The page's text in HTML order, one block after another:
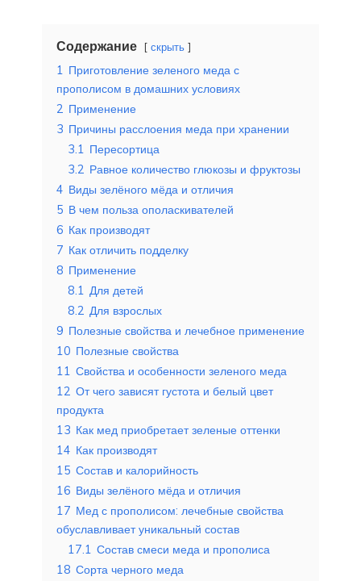
Содержание скрыть
1 Приготовление зеленого меда с
прополисом в домашних условиях
2 Применение
3 Причины расслоения меда при хранении
3.1 Пересортица
3.2 Равное количество глюкозы и фруктозы
4 Виды зелёного мёда и отличия
5 В чем польза ополаскивателей
6 Как производят
7 Как отличить подделку
8 Применение
8.1 Для детей
8.2 Для взрослых
9 Полезные свойства и лечебное применение
10 Полезные свойства
11 Свойства и особенности зеленого меда
12 От чего зависят густота и белый цвет
продукта
13 Как мед приобретает зеленые оттенки
14 Как производят
15 Состав и калорийность
16 Виды зелёного мёда и отличия
17 Мед с прополисом: лечебные свойства
обуславливает уникальный состав
17.1 Состав смеси меда и прополиса
18 Сорта черного меда